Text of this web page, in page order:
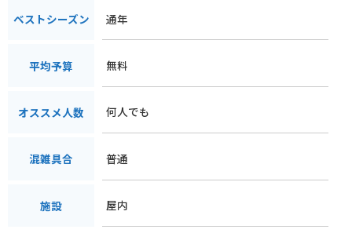
ベストシーズン 通年
平均予算 無料
オススメ人数 何人でも
混雑具合 普通
施設 屋内